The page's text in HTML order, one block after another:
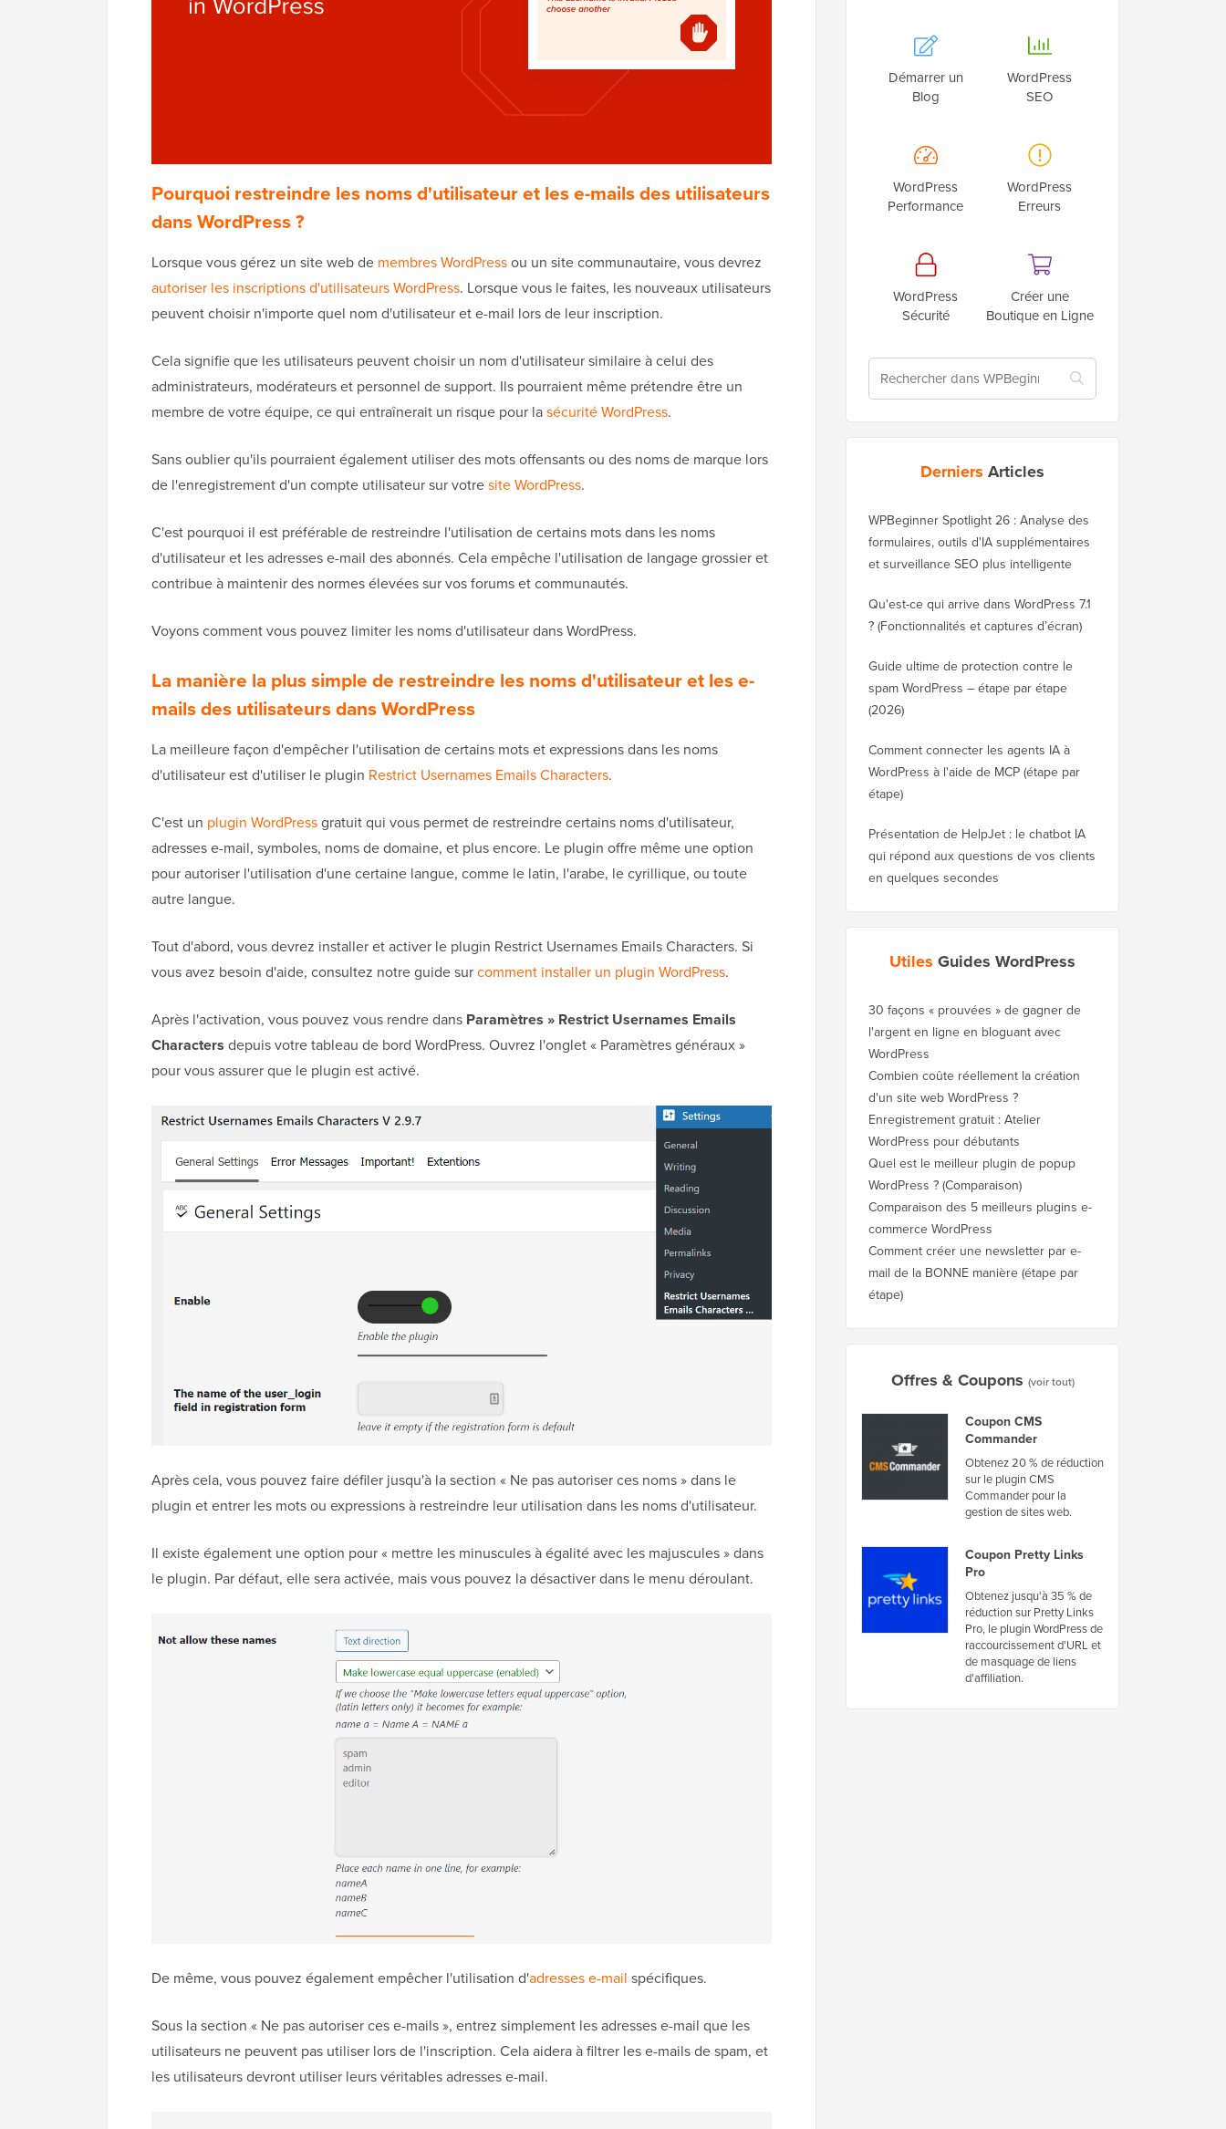
Pourquoi restreindre les noms d'utilisateur et les e-mails des utilisateurs
dans WordPress ?
Lorsque vous gérez un site web de membres WordPressou un site communautaire, vous devrez
autoriser les inscriptions d'utilisateurs WordPress. Lorsque vous le faites, les nouveaux utilisateurs
peuvent choisir n'importe quel nom d'utilisateur et e-mail lors de leur inscription.
Cela signifie que les utilisateurs peuvent choisir un nom d'utilisateur similaire à celui des
administrateurs, modérateurs et personnel de support. Ils pourraient même prétendre être un
membre de votre équipe, ce qui entraînerait un risque pour lasécurité WordPress.
Sans oublier qu'ils pourraient également utiliser des mots offensants ou des noms de marque lors
de l'enregistrement d'un compte utilisateur sur votresite WordPress.
C'est pourquoi il est préférable de restreindre l'utilisation de certains mots dans les noms
d'utilisateur et les adresses e-mail des abonnés. Cela empêche l'utilisation de langage grossier et
contribue à maintenir des normes élevées sur vos forums et communautés.
Voyons comment vous pouvez limiter les noms d'utilisateur dans WordPress.
La manière la plus simple de restreindre les noms d'utilisateur et les e-
mails des utilisateurs dans WordPress
La meilleure façon d'empêcher l'utilisation de certains mots et expressions dans les noms
d'utilisateur est d'utiliser le plugin Restrict Usernames Emails Characters.
C'est un plugin WordPressgratuit qui vous permet de restreindre certains noms d'utilisateur,
adresses e-mail, symboles, noms de domaine, et plus encore. Le plugin offre même une option
pour autoriser l'utilisation d'une certaine langue, comme le latin, l'arabe, le cyrillique, ou toute
autre langue.
Tout d'abord, vous devrez installer et activer le plugin Restrict Usernames Emails Characters. Si
vous avez besoin d'aide, consultez notre guide surcomment installer un plugin WordPress.
Après l'activation, vous pouvez vous rendre dans Paramètres » Restrict Usernames Emails
Characters depuis votre tableau de bord WordPress. Ouvrez l'onglet « Paramètres généraux »
pour vous assurer que le plugin est activé.
Après cela, vous pouvez faire défiler jusqu'à la section « Ne pas autoriser ces noms » dans le
plugin et entrer les mots ou expressions à restreindre leur utilisation dans les noms d'utilisateur.
Il existe également une option pour « mettre les minuscules à égalité avec les majuscules » dans
le plugin. Par défaut, elle sera activée, mais vous pouvez la désactiver dans le menu déroulant.
De même, vous pouvez également empêcher l'utilisation d'adresses e-mail spécifiques.
Sous la section « Ne pas autoriser ces e-mails », entrez simplement les adresses e-mail que les
utilisateurs ne peuvent pas utiliser lors de l'inscription. Cela aidera à filtrer les e-mails de spam, et
les utilisateurs devront utiliser leurs véritables adresses e-mail.
Démarrer un
Blog
WordPress
SEO
WordPress
Performance
WordPress
Erreurs
WordPress
Sécurité
Créer une
Boutique en Ligne
Derniers Articles
WPBeginner Spotlight 26 : Analyse des
formulaires, outils d'IA supplémentaires
et surveillance SEO plus intelligente
Qu'est-ce qui arrive dans WordPress 7.1
? (Fonctionnalités et captures d’écran)
Guide ultime de protection contre le
spam WordPress – étape par étape
(2026)
Comment connecter les agents IA à
WordPress à l'aide de MCP (étape par
étape)
Présentation de HelpJet : le chatbot IA
qui répond aux questions de vos clients
en quelques secondes
Utiles Guides WordPress
30 façons « prouvées » de gagner de
l'argent en ligne en bloguant avec
WordPress
Combien coûte réellement la création
d'un site web WordPress ?
Enregistrement gratuit : Atelier
WordPress pour débutants
Quel est le meilleur plugin de popup
WordPress ? (Comparaison)
Comparaison des 5 meilleurs plugins e-
commerce WordPress
Comment créer une newsletter par e-
mail de la BONNE manière (étape par
étape)
Offres & Coupons (voir tout)
Coupon CMS
Commander
Obtenez 20 % de réduction
sur le plugin CMS
Commander pour la
gestion de sites web.
Coupon Pretty Links
Pro
Obtenez jusqu'à 35 % de
réduction sur Pretty Links
Pro, le plugin WordPress de
raccourcissement d'URL et
de masquage de liens
d'affiliation.